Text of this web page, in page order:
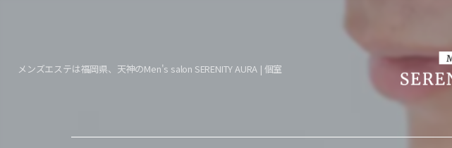
メンズエステは福岡県、天神のMen's salon SERENITY AURA | 個室